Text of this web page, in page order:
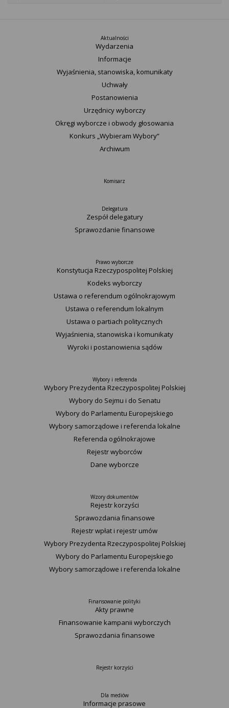
Aktualności
Wydarzenia
Informacje
Wyjaśnienia, stanowiska, komunikaty
Uchwały
Postanowienia
Urzędnicy wyborczy
Okręgi wyborcze i obwody głosowania
Konkurs „Wybieram Wybory”
Archiwum
Komisarz
Delegatura
Zespół delegatury
Sprawozdanie finansowe
Prawo wyborcze
Konstytucja Rzeczypospolitej Polskiej​
Kodeks wyborczy
Ustawa o referendum ogólnokrajowym
Ustawa o referendum lokalnym
Ustawa o partiach politycznych
Wyjaśnienia, stanowiska i komunikaty
Wyroki i postanowienia sądów
Wybory i referenda
Wybory Prezydenta Rzeczypospolitej Polskiej
Wybory do Sejmu i do Senatu
Wybory do Parlamentu Europejskiego
Wybory samorządowe i referenda lokalne
Referenda ogólnokrajowe
Rejestr wyborców
Dane wyborcze
Wzory dokumentów
Rejestr korzyści
Sprawozdania finansowe
Rejestr wpłat i rejestr umów
Wybory Prezydenta Rzeczypospolitej Polskiej
Wybory do Parlamentu Europejskiego
Wybory samorządowe i referenda lokalne
Finansowanie polityki
Akty prawne
Finansowanie kampanii wyborczych
Sprawozdania finansowe
Rejestr korzyści
Dla mediów
Informacje prasowe